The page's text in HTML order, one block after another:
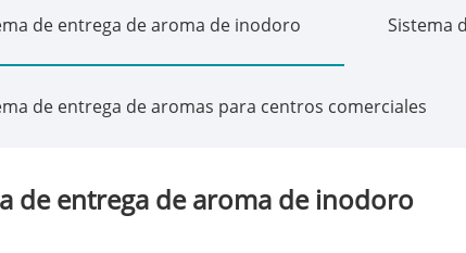
de entrega de aroma de inodoro Sistema
de entrega de aromas para centros comerciales
de entrega de aroma de inodoro